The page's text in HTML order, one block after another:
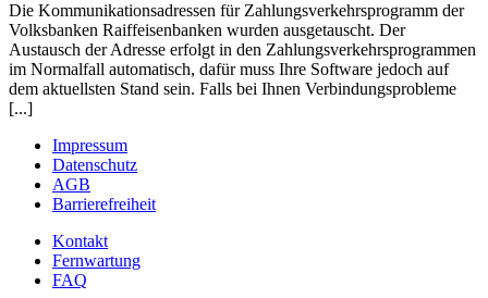
Die Kommunikationsadressen für Zahlungsverkehrsprogramm der
Volksbanken Raiffeisenbanken wurden ausgetauscht. Der
Austausch der Adresse erfolgt in den Zahlungsverkehrsprogrammen
im Normalfall automatisch, dafür muss Ihre Software jedoch auf
dem aktuellsten Stand sein. Falls bei Ihnen Verbindungsprobleme
[...]
Impressum
Datenschutz
AGB
Barrierefreiheit
Kontakt
Fernwartung
FAQ